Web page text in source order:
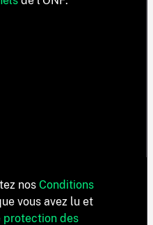
nos Conditions
vous avez lu et
protection des